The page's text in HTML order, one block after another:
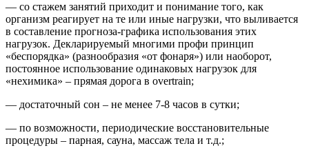
— со стажем занятий приходит и понимание того, как
организм реагирует на те или иные нагрузки, что выливается
в составление прогноза-графика использования этих
нагрузок. Декларируемый многими профи принцип
«беспорядка» (разнообразия «от фонаря») или наоборот,
постоянное использование одинаковых нагрузок для
«нехимика» – прямая дорога в overtrain;
— достаточный сон – не менее 7-8 часов в сутки;
— по возможности, периодические восстановительные
процедуры – парная, сауна, массаж тела и т.д.;